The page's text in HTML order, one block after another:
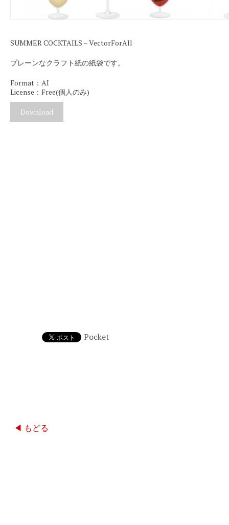
SUMMER COCKTAILS – VectorForAll
プレーンなクラフト紙の紙袋です。
Format：AI
License：Free(個人のみ)
Download
Pocket
◀ もどる